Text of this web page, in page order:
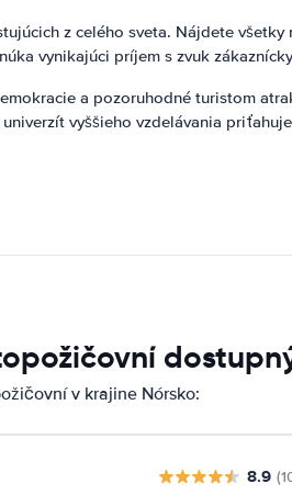
z celého sveta. Nájdete
vynikajúci príjem s zvuk
a pozoruhodné turistom
vyššieho vzdelávania
v krajine Nórsko:
8.9